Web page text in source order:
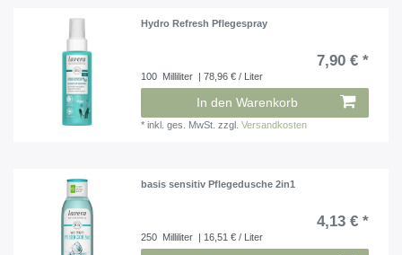
Hydro Refresh Pflegespray
7,90 € *
100 Milliliter | 78,96 € / Liter
In den Warenkorb
*inkl. ges. MwSt. zzgl.Versandkosten
basis sensitiv Pflegedusche 2in1
4,13 € *
250 Milliliter | 16,51 € / Liter